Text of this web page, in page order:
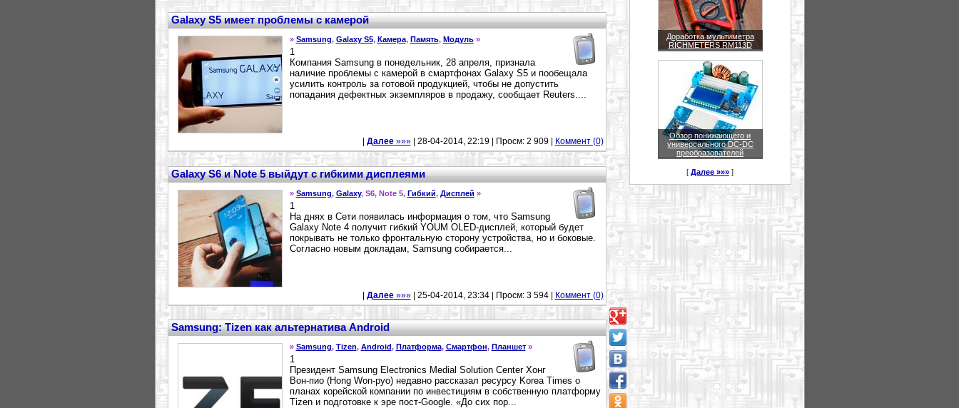
Galaxy S5 имеет проблемы с камерой
» Samsung, Galaxy S5, Камера, Память, Модуль»
1
Компания Samsung в понедельник, 28 апреля, признала
наличие проблемы с камерой в смартфонах Galaxy S5 и пообещала
усилить контроль за готовой продукцией, чтобы не допустить
попадания дефектных экземпляров в продажу, сообщает Reuters....
Далее»»»| 28-04-2014, 22:19 | Просм: 2 909 | Коммент (0)
Galaxy S6 и Note 5 выйдут с гибкими дисплеями
» Samsung, Galaxy, S6, Note 5, Гибкий, Дисплей »
1
На днях в Сети появилась информация о том, что Samsung
Galaxy Note 4 получит гибкий YOUM OLED-дисплей, который будет
покрывать не только фронтальную сторону устройства, но и боковые.
Согласно новым докладам, Samsung собирается...
Далее»»»| 25-04-2014, 23:34 | Просм: 3 594 | Коммент (0)
Samsung: Tizen как альтернатива Android
» Samsung, Tizen, Android, Платформа, Смартфон, Планшет»
1
Президент Samsung Electronics Medial Solution Center Хонг
Вон-пио (Hong Won-pyo) недавно рассказал ресурсу Korea Times о
планах корейской компании по инвестициям в собственную платформу
Tizen и подготовке к эре пост-Google. «До сих пор...
Доработка мультиметра
RICHMETERS RM113D
Обзор понижающего и
универсального DC-DC
преобразователей
[ Далее »»» ]